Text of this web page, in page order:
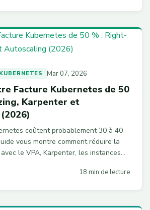
Mar 07, 2026
Facture Kubernetes de 50
Karpenter et
coûtent probablement 30 à 40
vous montre comment réduire la
le VPA, Karpenter, les instances
18 min de lecture